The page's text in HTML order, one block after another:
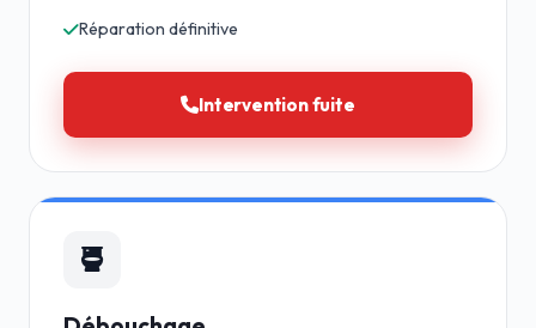
Réparation définitive
Intervention fuite